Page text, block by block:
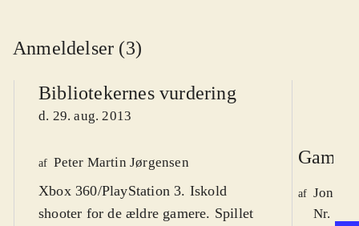
Anmeldelser (3)
Bibliotekernes vurdering
d. 29. aug. 2013
af Peter Martin Jørgensen
Xbox 360/PlayStation 3. Iskold
shooter for de ældre gamere. Spillet
Game
af Jonas
Nr.